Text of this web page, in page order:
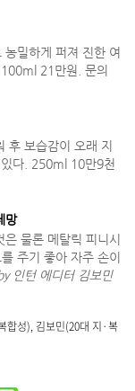
밀하게 퍼져 진한 여
21만원. 문의
후 보습감이 오래 지
다. 250ml 10만9천
망
물론 메탈릭 피니시
주기 좋아 자주 손이
인턴 에디터 김보민
합성), 김보민(20대 지·복